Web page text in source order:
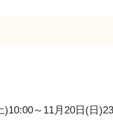
)10:00～11月20日(日